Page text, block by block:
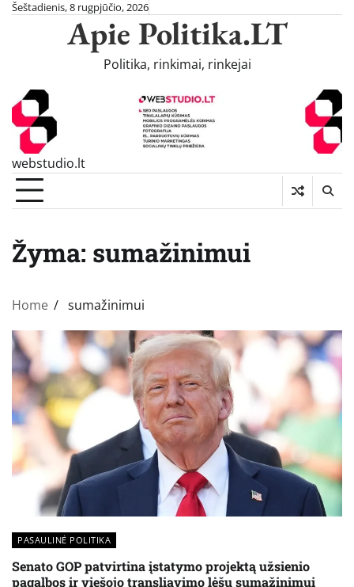
SkipŠeštadienis, 8 rugpjūčio, 2026
Apie Politika.LT
Politika, rinkimai, rinkejai
webstudio.lt
Žyma: sumažinimui
Home sumažinimui
PASAULINĖ POLITIKA
Senato GOP patvirtina įstatymo projektą užsienio
pagalbos ir viešojo transliavimo lėšų sumažinimui